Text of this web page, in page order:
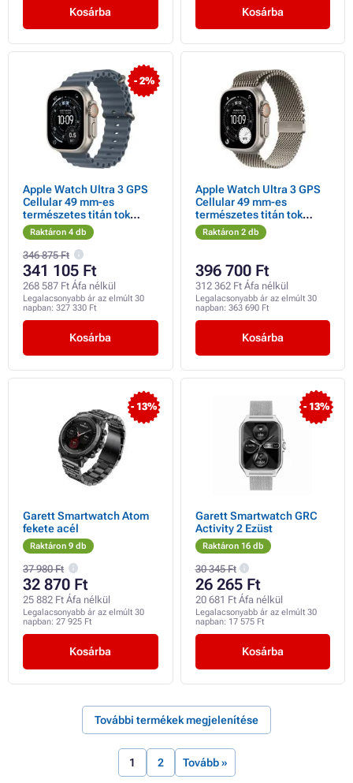
Kosárba Kosárba
- 2%
Apple Watch Ultra 3 GPS
Cellular 49 mm-es
természetes titán tok
horgonykék óceán szíjjal
Raktáron 4 db
346 875 Ft
341 105 Ft
268 587 Ft Áfa nélkül
Legalacsonyabb ár az elmúlt 30
napban: 327 330 Ft
Kosárba
Apple Watch Ultra 3 GPS
Cellular 49 mm-es
természetes titán tok
természetes titán milánói
hurokkal - nagyméretű
Raktáron 2 db
396 700 Ft
312 362 Ft Áfa nélkül
Legalacsonyabb ár az elmúlt 30
napban: 363 690 Ft
Kosárba
- 13%
Garett Smartwatch Atom
fekete acél
Raktáron 9 db
37 980 Ft
32 870 Ft
25 882 Ft Áfa nélkül
Legalacsonyabb ár az elmúlt 30
napban: 27 925 Ft
Kosárba
- 13%
Garett Smartwatch GRC
Activity 2 Ezüst
Raktáron 16 db
30 345 Ft
26 265 Ft
20 681 Ft Áfa nélkül
Legalacsonyabb ár az elmúlt 30
napban: 17 575 Ft
Kosárba
További termékek megjelenítése
1 2 Tovább »